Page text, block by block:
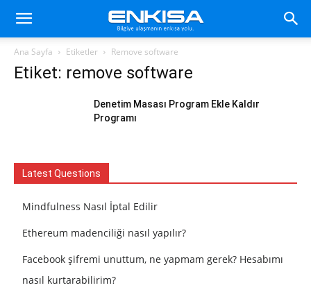
Ana Sayfa Etiketler Remove software
Etiket: remove software
Denetim Masası Program Ekle Kaldır
Programı
Latest Questions
Mindfulness Nasıl İptal Edilir
Ethereum madenciliği nasıl yapılır?
Facebook şifremi unuttum, ne yapmam gerek? Hesabımı
nasıl kurtarabilirim?